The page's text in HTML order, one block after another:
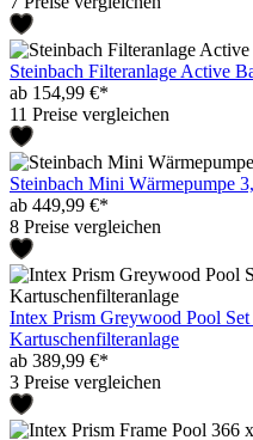
Steinbach Filteranlage Active
ab 154,99 €*
11 Preise vergleichen
Steinbach Mini Wärmepumpe
ab 449,99 €*
8 Preise vergleichen
Intex Prism Greywood Pool
Kartuschenfilteranlage
ab 389,99 €*
3 Preise vergleichen